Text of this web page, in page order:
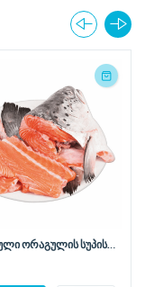
ორაგულის სუპის